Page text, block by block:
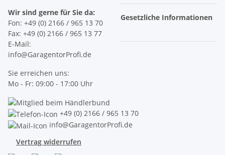
Wir sind gerne für Sie da:
Fon: +49 (0) 2166 / 965 13 70
Fax: +49 (0) 2166 / 965 13 77
E-Mail:
info@GaragentorProfi.de
Sie erreichen uns:
Mo - Fr: 09:00 - 17:00 Uhr
Gesetzliche Informationen
+49 (0) 2166 / 965 13 70
info@GaragentorProfi.de
Vertrag widerrufen